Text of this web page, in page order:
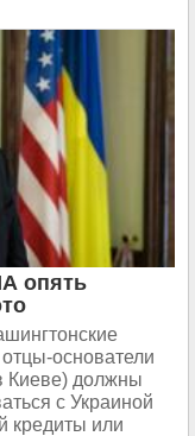
опять
основатели
Киеве) должны
с Украиной
кредиты или